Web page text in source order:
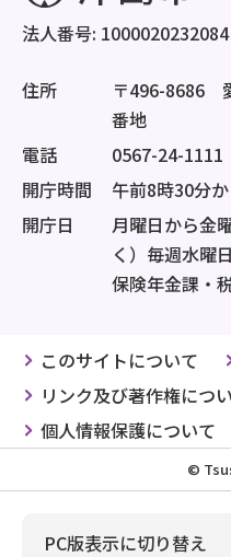
法人番号: 1000020232084
住所
〒496-8686
番地
電話
0567-24-1111
開庁時間
午前8時30分
開庁日
月曜日から金
く）毎週水曜
保険年金課・
このサイトについて
リンク及び著作権につ
個人情報保護について
©
PC版表示に切り替え